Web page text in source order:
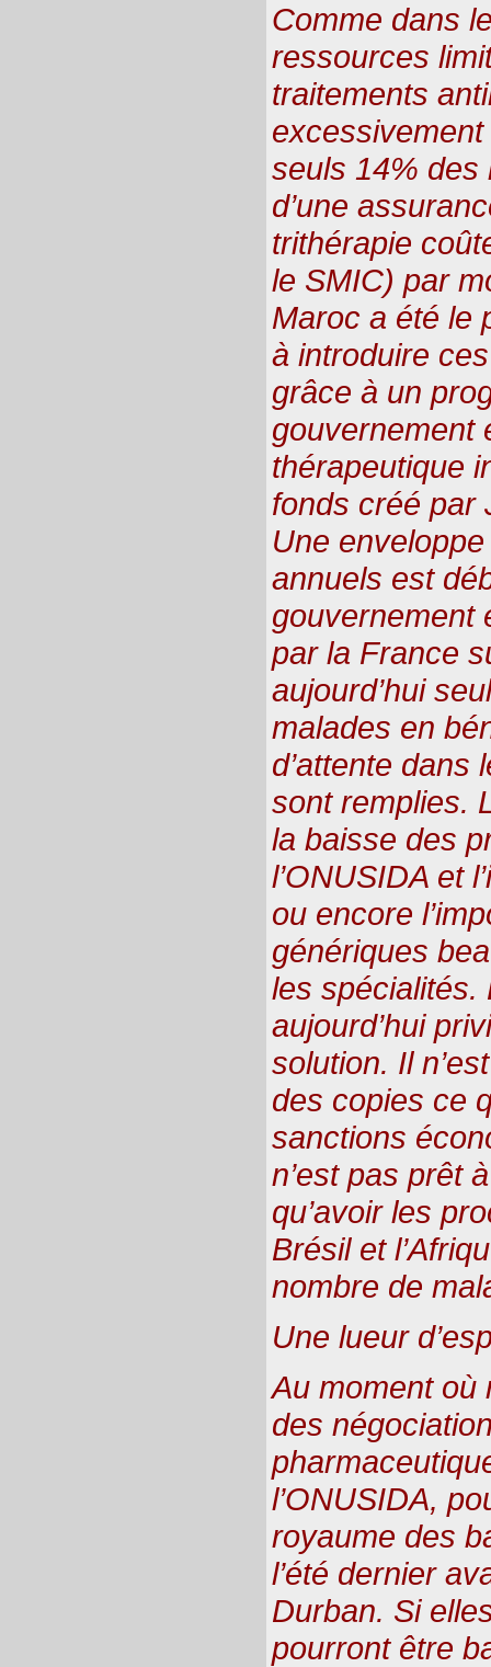
Comme dans
ressources
traitements
excessivement
seuls 14% des
d’une
trithérapie
le SMIC) par
Maroc a été le
à introduire
grâce à un
gouvernement
thérapeutique
fonds créé par
Une
annuels est
gouvernement
par la France
aujourd’hui
malades en
d’attente dans
sont remplies.
la baisse des
l’ONUSIDA et
ou encore
génériques
les spécialités.
aujourd’hui
solution. Il
des copies ce
sanctions
n’est pas prêt
qu’avoir les
Brésil et
nombre de
Une lueur
Au moment où
des
l’ONUSIDA,
royaume des
l’été dernier
Durban. Si
pourront être